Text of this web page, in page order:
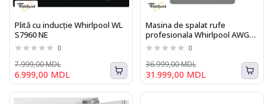
Plită cu inducție Whirlpool WL
S7960 NE
0
6.999,00 MDL
7.999,00 MDL
Masina de spalat rufe
profesionala Whirlpool AWG
1114SD, 11 kg, 1400 rot/min
0
31.999,00 MDL
36.999,00 MDL